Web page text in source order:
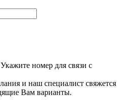
номер для связи с
и наш специалист свяжется
Вам варианты.